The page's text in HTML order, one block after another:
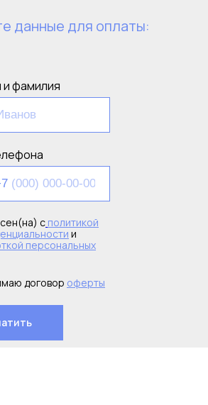
фамилия
с политикой
и
персональных
договор оферты
данные для оплаты: